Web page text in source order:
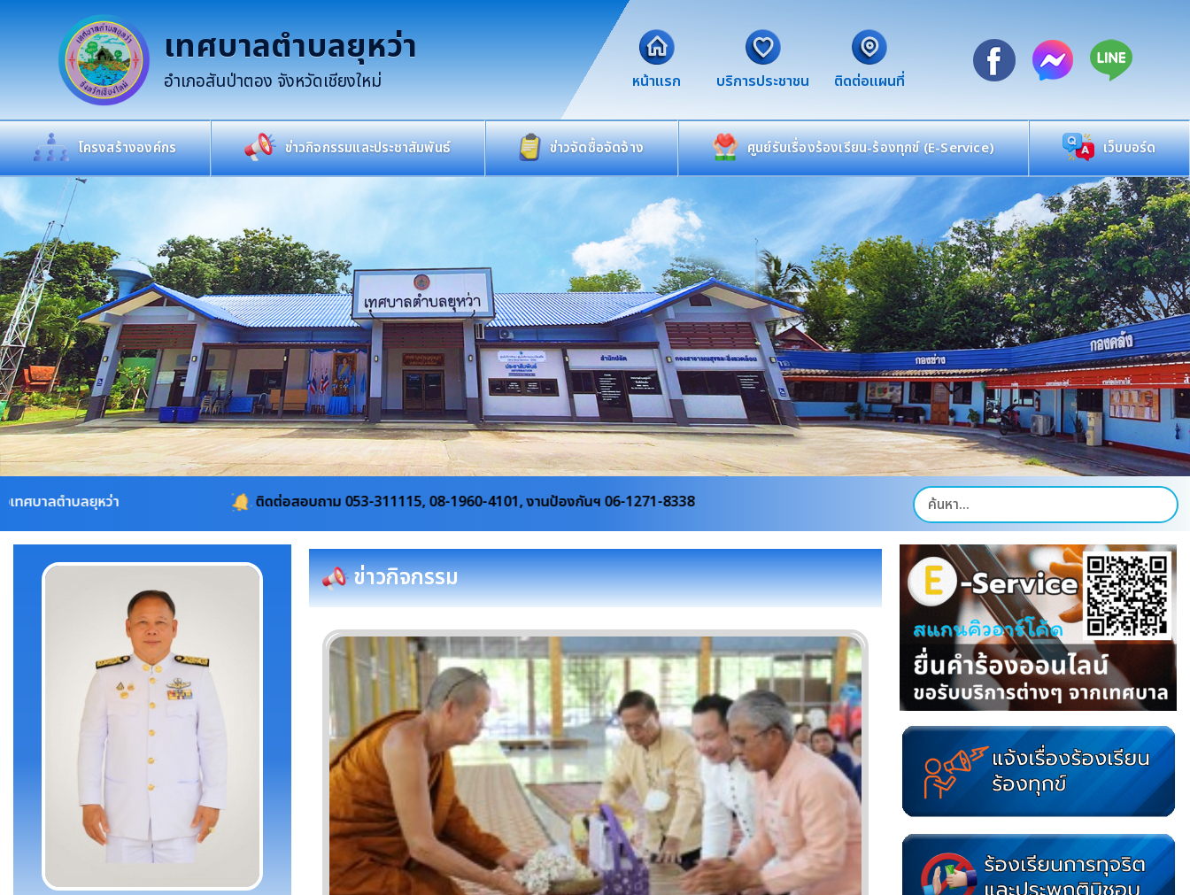
เทศบาลตำบลยุหว่า
อำเภอสันป่าตอง จังหวัดเชียงใหม่ หน้าแรก บริการประชาชน ติดต่อแผนที่
โครงสร้างองค์กร ข่าวกิจกรรมและประชาสัมพันธ์ ข่าวจัดซื้อจัดจ้าง ศูนย์รับเรื่องร้องเรียน-ร้องทุกข์ (E-Service) เว็บบอร์ด
ติดต่อสอบถาม 053-311115, 08-1960-4101, งานป้องกันฯ 06-1271-8338
ข่าวกิจกรรม